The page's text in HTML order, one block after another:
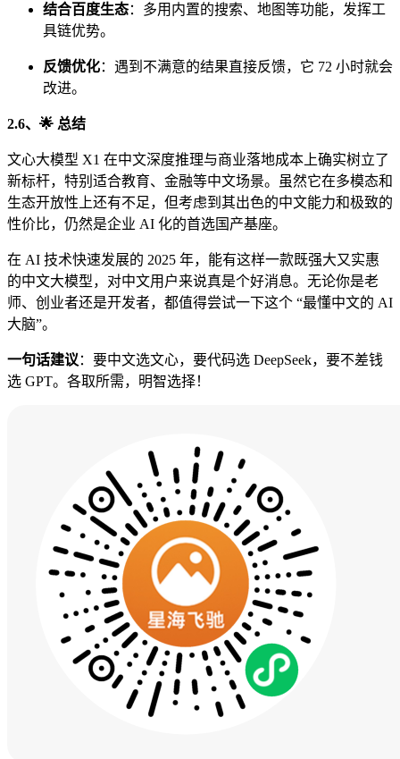
结合百度生态：多用内置的搜索、地图等功能，发挥工
具链优势。
反馈优化：遇到不满意的结果直接反馈，它 72 小时就会
改进。
2.6、🌟 总结
文心大模型 X1 在中文深度推理与商业落地成本上确实树立了
新标杆，特别适合教育、金融等中文场景。虽然它在多模态和
生态开放性上还有不足，但考虑到其出色的中文能力和极致的
性价比，仍然是企业 AI 化的首选国产基座。
在 AI 技术快速发展的 2025 年，能有这样一款既强大又实惠
的中文大模型，对中文用户来说真是个好消息。无论你是老
师、创业者还是开发者，都值得尝试一下这个 “最懂中文的 AI
大脑”。
一句话建议 ：要中文选文心，要代码选 DeepSeek，要不差钱
选 GPT。各取所需，明智选择！